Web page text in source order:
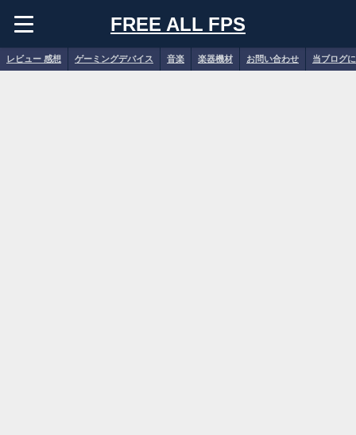
FREE ALL FPS
レビュー 感想 ゲーミングデバイス 音楽 楽器機材 お問い合わせ 当ブログ